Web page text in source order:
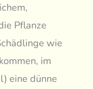
Pflanze
wie
im
eine dünne